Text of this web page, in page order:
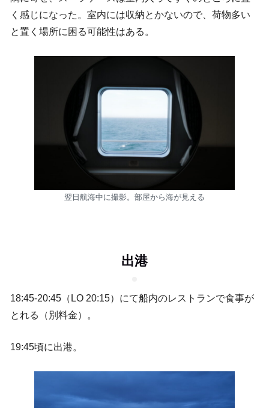
く感じになった。室内には収納とかないので、荷物多い
と置く場所に困る可能性はある。
翌日航海中に撮影。部屋から海が見える
出港
18:45-20:45（LO 20:15）にて船内のレストランで食事が
とれる（別料金）。
19:45頃に出港。